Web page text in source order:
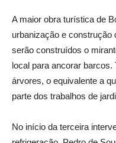
A maior obra turística de
urbanização e construção
serão construídos o
local para ancorar
árvores, o equivalente a
parte dos trabalhos de
No início da terceira